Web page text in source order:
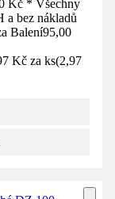
Kč * Všechny
a bez nákladů
Balení95,00
Kč za ks(2,97